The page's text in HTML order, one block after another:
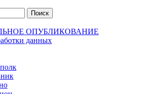
ОПУБЛИКОВАНИЕ
данных